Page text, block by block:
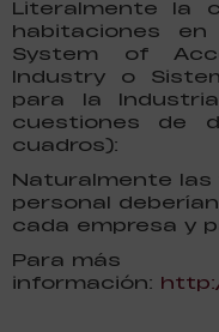
Literalmente la
habitaciones en
System of
Industry o
para la
cuestiones de
cuadros):
Naturalmente
personal
cada empresa y
Para más
información: